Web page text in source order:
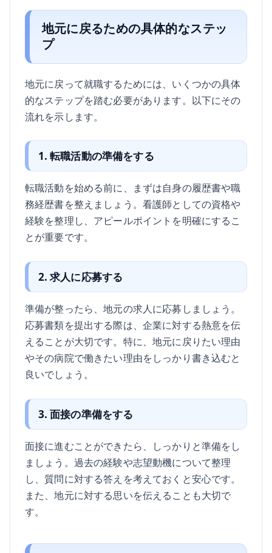
地元に戻るための具体的なステッ
プ
地元に戻って就職するためには、いくつかの具体
的なステップを踏む必要があります。以下にその
流れを示します。
1. 転職活動の準備をする
転職活動を始める前に、まずは自身の履歴書や職
務経歴書を整えましょう。看護師としての資格や
経験を整理し、アピールポイントを明確にするこ
とが重要です。
2. 求人に応募する
準備が整ったら、地元の求人に応募しましょう。
応募書類を提出する際は、企業に対する熱意を伝
えることが大切です。特に、地元に戻りたい理由
やその病院で働きたい理由をしっかり書き込むと
良いでしょう。
3. 面接の準備をする
面接に進むことができたら、しっかりと準備をし
ましょう。過去の経験や志望動機について整理
し、質問に対する答えを考えておくと安心です。
また、地元に対する思いを伝えることも大切で
す。